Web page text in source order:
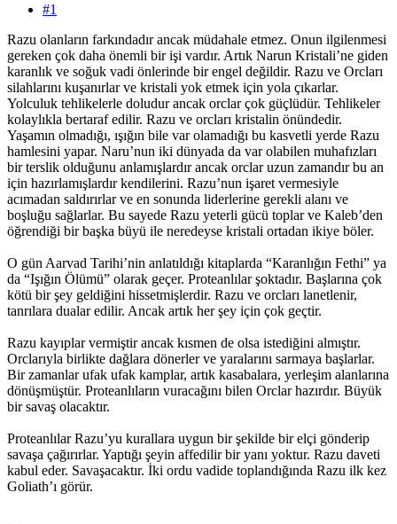
#1
Razu olanların farkındadır ancak müdahale etmez. Onun ilgilenmesi
gereken çok daha önemli bir işi vardır. Artık Narun Kristali’ne giden
karanlık ve soğuk vadi önlerinde bir engel değildir. Razu ve Orcları
silahlarını kuşanırlar ve kristali yok etmek için yola çıkarlar.
Yolculuk tehlikelerle doludur ancak orclar çok güçlüdür. Tehlikeler
kolaylıkla bertaraf edilir. Razu ve orcları kristalin önündedir.
Yaşamın olmadığı, ışığın bile var olamadığı bu kasvetli yerde Razu
hamlesini yapar. Naru’nun iki dünyada da var olabilen muhafızları
bir terslik olduğunu anlamışlardır ancak orclar uzun zamandır bu an
için hazırlamışlardır kendilerini. Razu’nun işaret vermesiyle
acımadan saldırırlar ve en sonunda liderlerine gerekli alanı ve
boşluğu sağlarlar. Bu sayede Razu yeterli gücü toplar ve Kaleb’den
öğrendiği bir başka büyü ile neredeyse kristali ortadan ikiye böler.
O gün Aarvad Tarihi’nin anlatıldığı kitaplarda “Karanlığın Fethi” ya
da “Işığın Ölümü” olarak geçer. Proteanlılar şoktadır. Başlarına çok
kötü bir şey geldiğini hissetmişlerdir. Razu ve orcları lanetlenir,
tanrılara dualar edilir. Ancak artık her şey için çok geçtir.
Razu kayıplar vermiştir ancak kısmen de olsa istediğini almıştır.
Orclarıyla birlikte dağlara dönerler ve yaralarını sarmaya başlarlar.
Bir zamanlar ufak ufak kamplar, artık kasabalara, yerleşim alanlarına
dönüşmüştür. Proteanlıların vuracağını bilen Orclar hazırdır. Büyük
bir savaş olacaktır.
Proteanlılar Razu’yu kurallara uygun bir şekilde bir elçi gönderip
savaşa çağırırlar. Yaptığı şeyin affedilir bir yanı yoktur. Razu daveti
kabul eder. Savaşacaktır. İki ordu vadide toplandığında Razu ilk kez
Goliath’ı görür.